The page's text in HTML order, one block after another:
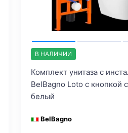
В НАЛИЧИИ
Комплект унитаза с
BelBagno Loto с кнопкой
белый
BelBagno